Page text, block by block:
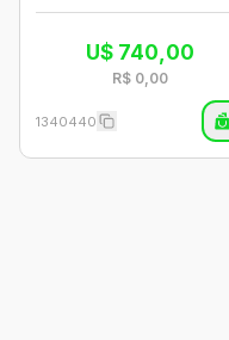
U$ 740,00
R$ 0,00
1340440